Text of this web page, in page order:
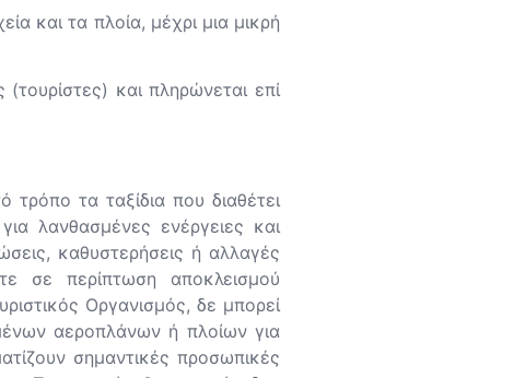
και τα πλοία, μέχρι μια μικρή
και πληρώνεται επί
τα ταξίδια που διαθέτει
λανθασμένες ενέργειες και
καθυστερήσεις ή αλλαγές
σε περίπτωση αποκλεισμού
Οργανισμός, δε μπορεί
αεροπλάνων ή πλοίων για
σημαντικές προσωπικές